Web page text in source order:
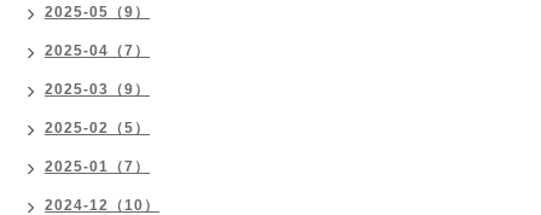
2025-05（9）
2025-04（7）
2025-03（9）
2025-02（5）
2025-01（7）
2024-12（10）